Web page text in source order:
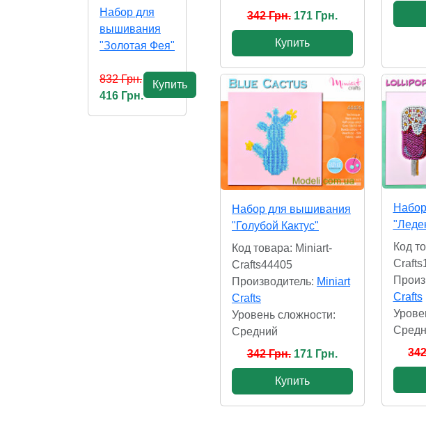
Набор для
вышивания
"Золотая Фея"
832 Грн.
416 Грн.
Купить
342 Грн. 171 Грн.
Купить
Набор для вышивания
"Голубой Кактус"
Код товара: Miniart-
Crafts44405
Производитель: Miniart
Crafts
Уровень сложности:
Cредний
342 Грн. 171 Грн.
Купить
Код
Crafts